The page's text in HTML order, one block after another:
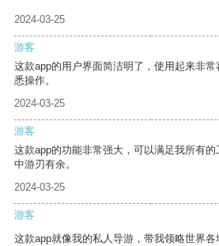
2024-03-25
游客
这款app的用户界面简洁明了，使用起来非
悉操作。
2024-03-25
游客
这款app的功能非常强大，可以满足我所有
中游刃有余。
2024-03-25
游客
这款app就像我的私人导游，带我领略世界各